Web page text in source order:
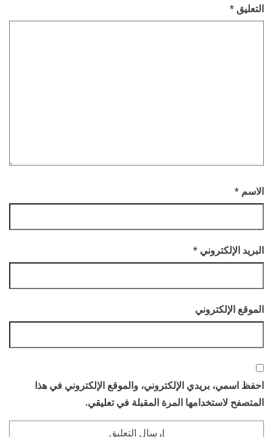
التعليق *
الاسم *
البريد الإلكتروني *
الموقع الإلكتروني
احفظ اسمي، بريدي الإلكتروني، والموقع الإلكتروني في هذا
المتصفح لاستخدامها المرة المقبلة في تعليقي.